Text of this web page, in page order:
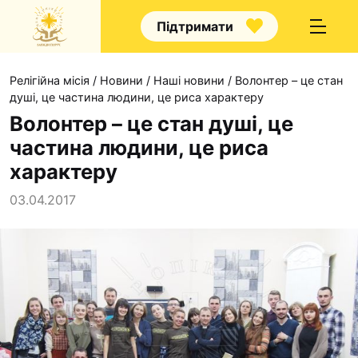
Підтримати
Про нас
Наші напрямки
Наш покровитель
Контакти
Проекти
Релігійна місія / Новини / Наші новини / Волонтер – це стан
душі, це частина людини, це риса характеру
Волонтер – це стан душі, це
частина людини, це риса
характеру
03.04.2017